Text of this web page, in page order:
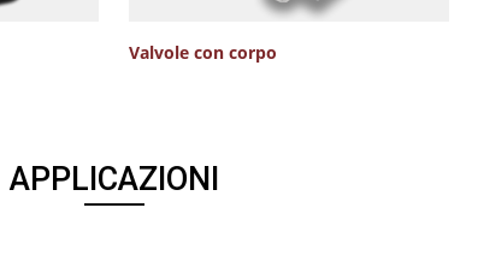
Valvole con corpo
APPLICAZIONI